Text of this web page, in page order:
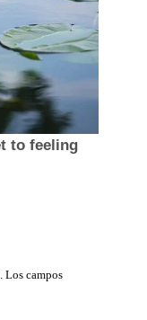
Los campos